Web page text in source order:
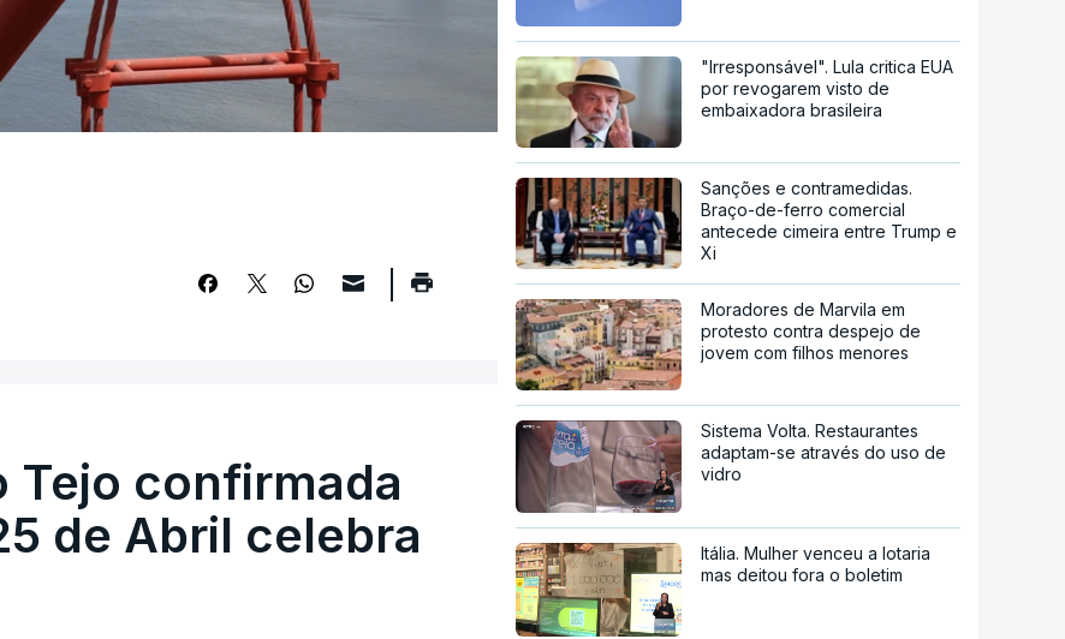
Tejo confirmada
de Abril celebra
"Irresponsável". Lula critica EUA
por revogarem visto de
embaixadora brasileira
Sanções e contramedidas.
Braço-de-ferro comercial
antecede cimeira entre Trump e
Xi
Moradores de Marvila em
protesto contra despejo de
jovem com filhos menores
Sistema Volta. Restaurantes
adaptam-se através do uso de
vidro
Itália. Mulher venceu a lotaria
mas deitou fora o boletim